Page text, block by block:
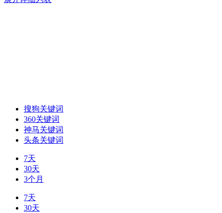
搜狗关键词
360关键词
神马关键词
头条关键词
7天
30天
3个月
7天
30天